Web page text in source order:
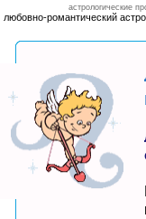
астрологические
любовно-романтический
-
-
-